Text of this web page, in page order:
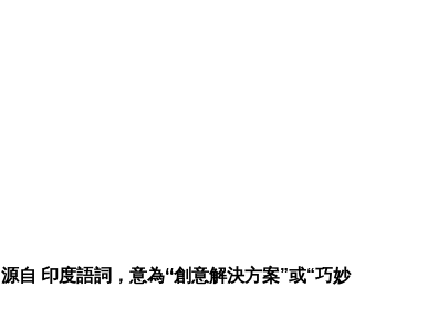
源自 印度語詞，意為“創意解決方案”或“巧妙